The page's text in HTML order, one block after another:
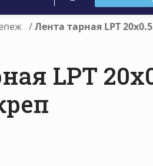
/Лента тарная LPT
LPT